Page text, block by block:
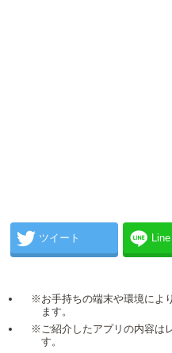
ツイート Line
※お手持ちの端末や環境によ
ます。
※ご紹介したアプリの内容は
す。